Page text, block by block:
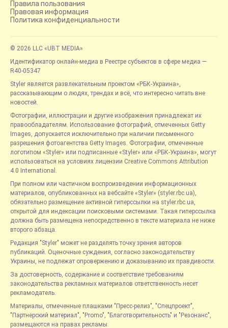
Правила пользования
Правовая информация
Политика конфиденциальности
© 2026 LLC «UBT MEDIA»
Идентификатор онлайн-медиа в Реестре субъектов в сфере медиа —
R40-05347
Styler является развлекательным проектом «РБК-Украина»,
рассказывающим о людях, трендах и всё, что интересно читать вне
новостей.
Фотографии, иллюстрации и другие изображения принадлежат их
правообладателям. Использование фотографий, отмеченных Getty
Images, допускается исключительно при наличии письменного
разрешения фотоагентства Getty Images. Фотографии, отмеченные
логотипом «Styler» или подписанные «Styler» или «РБК-Украина», могут
использоваться на условиях лицензии Creative Commons Attribution
4.0 International.
При полном или частичном воспроизведении информационных
материалов, опубликованных на вебсайте «Styler» (styler.rbc.ua),
обязательно размещение активной гиперссылки на styler.rbc.ua,
открытой для индексации поисковыми системами. Такая гиперссылка
должна быть размещена непосредственно в тексте материала не ниже
второго абзаца.
Редакция "Styler" может не разделять точку зрения авторов
публикаций. Оценочные суждения, согласно законодательству
Украины, не подлежат опровержению и доказыванию их правдивости.
За достоверность, содержание и соответствие требованиям
законодательства рекламных материалов ответственность несет
рекламодатель.
Материалы, отмеченные плашками "Пресс-релиз", "Спецпроект",
"Партнерский материал", "Promo", "Благотворительность" и "Резонанс",
размещаются на правах рекламы.